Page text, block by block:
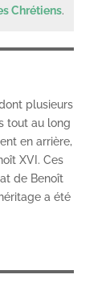
Chrétiens.
plusieurs
tout au long
en arrière,
XVI. Ces
de Benoît
a été